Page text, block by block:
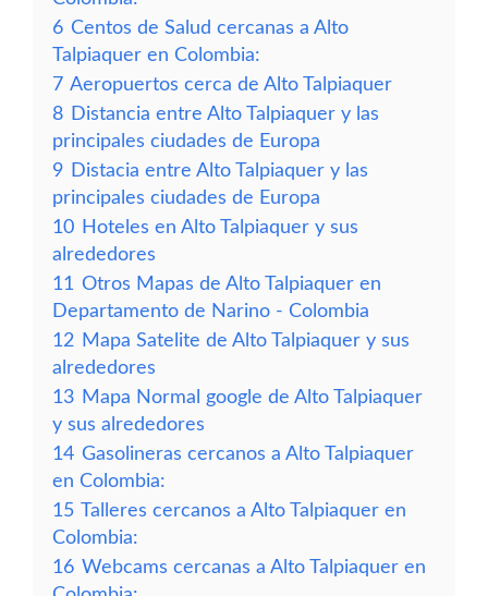
6 Centos de Salud cercanas a Alto
Talpiaquer en Colombia:
7 Aeropuertos cerca de Alto Talpiaquer
8 Distancia entre Alto Talpiaquer y las
principales ciudades de Europa
9 Distacia entre Alto Talpiaquer y las
principales ciudades de Europa
10 Hoteles en Alto Talpiaquer y sus
alrededores
11 Otros Mapas de Alto Talpiaquer en
Departamento de Narino - Colombia
12 Mapa Satelite de Alto Talpiaquer y sus
alrededores
13 Mapa Normal google de Alto Talpiaquer
y sus alrededores
14 Gasolineras cercanos a Alto Talpiaquer
en Colombia:
15 Talleres cercanos a Alto Talpiaquer en
Colombia:
16 Webcams cercanas a Alto Talpiaquer en